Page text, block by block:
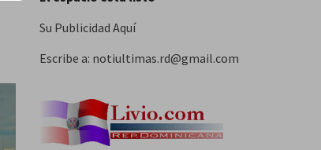
Su Publicidad Aquí
Escribe a: notiultimas.rd@gmail.com